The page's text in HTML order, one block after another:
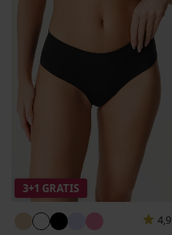
3+1 GRATIS
4,9